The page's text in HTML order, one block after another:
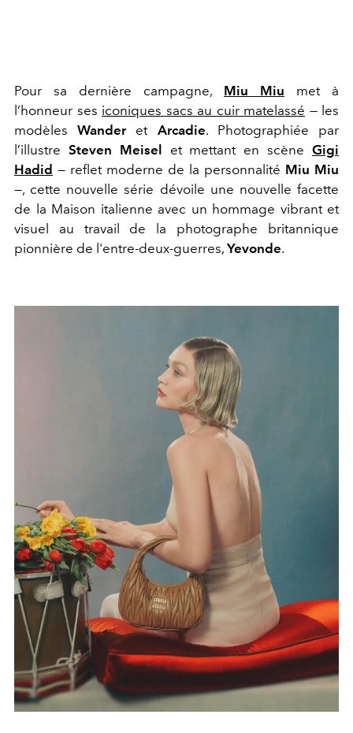
Pour sa dernière campagne, Miu Miu met à
l’honneur ses iconiques sacs au cuir matelassé — les
modèlesWanderet Arcadie. Photographiée par
l’illustre Steven Meisel et mettant en scèneGigi
Hadid — reflet moderne de la personnalité Miu Miu
—, cette nouvelle série dévoile une nouvelle facette
de la Maison italienne avec un hommage vibrant et
visuel au travail de la photographe britannique
pionnière de l'entre-deux-guerres, Yevonde.